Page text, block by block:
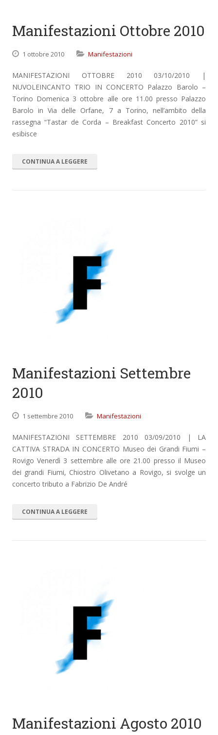
Manifestazioni Ottobre 2010
1 ottobre 2010 Manifestazioni
MANIFESTAZIONI OTTOBRE 2010 03/10/2010 |
NUVOLEINCANTO TRIO IN CONCERTO Palazzo Barolo –
Torino Domenica 3 ottobre alle ore 11.00 presso Palazzo
Barolo in Via delle Orfane, 7 a Torino, nell’ambito della
rassegna “Tastar de Corda – Breakfast Concerto 2010” si
esibisce
CONTINUA A LEGGERE
Manifestazioni Settembre
2010
1 settembre 2010 Manifestazioni
MANIFESTAZIONI SETTEMBRE 2010 03/09/2010 | LA
CATTIVA STRADA IN CONCERTO Museo dei Grandi Fiumi –
Rovigo Venerdì 3 settembre alle ore 21.00 presso il Museo
dei grandi Fiumi, Chiostro Olivetano a Rovigo, si svolge un
concerto tributo a Fabrizio De André
CONTINUA A LEGGERE
Manifestazioni Agosto 2010